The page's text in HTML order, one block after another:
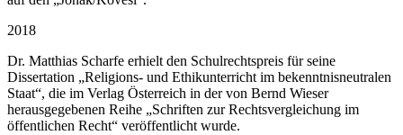
2018
Dr. Matthias Scharfe erhielt den Schulrechtspreis für seine
Dissertation „Religions- und Ethikunterricht im bekenntnisneutralen
Staat“, die im Verlag Österreich in der von Bernd Wieser
herausgegebenen Reihe „Schriften zur Rechtsvergleichung im
öffentlichen Recht“ veröffentlicht wurde.